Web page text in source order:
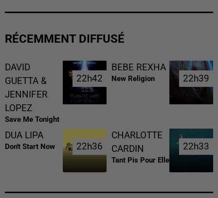
RÉCEMMENT DIFFUSÉ
DAVID
GUETTA &
JENNIFER
LOPEZ
Save Me Tonight
22h42
22h42
BEBE REXHA
New Religion 22h39
22h39
DUA LIPA
Don't Start Now 22h36
22h36
CHARLOTTE
CARDIN
Tant Pis Pour Elle
22h33
22h33